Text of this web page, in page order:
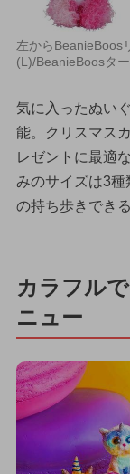
左からBeanieBoos
(L)/BeanieBoosタ
気に入ったぬい
能。クリスマス
レゼントに最適
みのサイズは3
の持ち歩きでき
カラフル
ニュー